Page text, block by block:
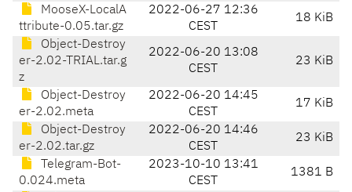
MooseX-LocalA
ttribute-0.05.tar.gz
2022-06-27 12:36
CEST
18 KiB
Object-Destroy
er-2.02-TRIAL.tar.g
z
2022-06-20 13:08
CEST
23 KiB
Object-Destroy
er-2.02.meta
2022-06-20 14:45
CEST
17 KiB
Object-Destroy
er-2.02.tar.gz
2022-06-20 14:46
CEST
23 KiB
Telegram-Bot-
0.024.meta
2023-10-10 13:41
CEST
1381 B